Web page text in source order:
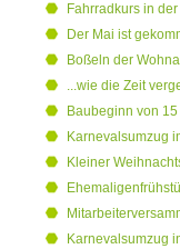
Fahrradkurs in
Der Mai ist
Boßeln der
...wie die Zeit
Baubeginn von
Karnevalsumzug
Kleiner
Karnevalsumzug